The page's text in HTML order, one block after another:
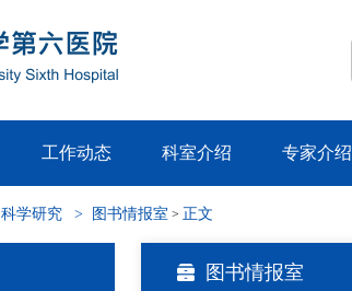
工作动态 科室介绍 专家介绍
科学研究 > 图书情报室 > 正文
图书情报室